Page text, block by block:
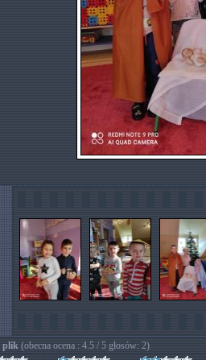
plik (obecna ocena : 4.5 / 5 głosów: 2)